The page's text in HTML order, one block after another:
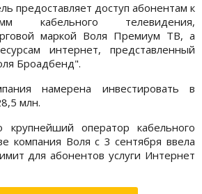
предоставляет доступ абонентам к
кабельного телевидения,
маркой Воля Премиум ТВ, а
интернет, представленный
Броадбенд".
намерена инвестировать в
млн.
крупнейший оператор кабельного
компания Воля с 3 сентября ввела
для абонентов услуги Интернет